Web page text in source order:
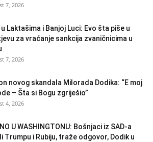
7, 2026
u Laktašima i Banjoj Luci: Evo šta piše u
za vraćanje sankcija zvaničnicima u
7, 2026
novog skandala Milorada Dodika: “E moj
– Šta si Bogu zgriješio”
4, 2026
U WASHINGTONU: Bošnjaci iz SAD-a
Trumpu i Rubiju, traže odgovor, Dodik u